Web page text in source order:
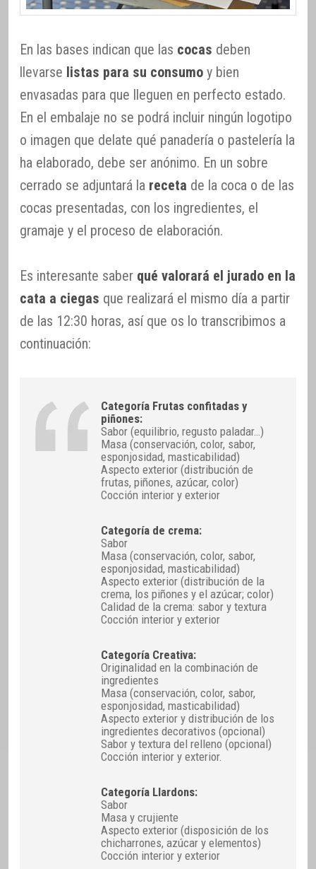
En las bases indican que las cocas deben
llevarse listas para su consumo y bien
envasadas para que lleguen en perfecto estado.
En el embalaje no se podrá incluir ningún logotipo
o imagen que delate qué panadería o pastelería la
ha elaborado, debe ser anónimo. En un sobre
cerrado se adjuntará la receta de la coca o de las
cocas presentadas, con los ingredientes, el
gramaje y el proceso de elaboración.
Es interesante saber qué valorará el jurado en la
cata a ciegas que realizará el mismo día a partir
de las 12:30 horas, así que os lo transcribimos a
continuación:
Categoría Frutas confitadas y
piñones:
Sabor (equilibrio, regusto paladar…)
Masa (conservación, color, sabor,
esponjosidad, masticabilidad)
Aspecto exterior (distribución de
frutas, piñones, azúcar, color)
Cocción interior y exterior
Categoría de crema:
Sabor
Masa (conservación, color, sabor,
esponjosidad, masticabilidad)
Aspecto exterior (distribución de la
crema, los piñones y el azúcar; color)
Calidad de la crema: sabor y textura
Cocción interior y exterior
Categoría Creativa:
Originalidad en la combinación de
ingredientes
Masa (conservación, color, sabor,
esponjosidad, masticabilidad)
Aspecto exterior y distribución de los
ingredientes decorativos (opcional)
Sabor y textura del relleno (opcional)
Cocción interior y exterior.
Categoría Llardons:
Sabor
Masa y crujiente
Aspecto exterior (disposición de los
chicharrones, azúcar y elementos)
Cocción interior y exterior